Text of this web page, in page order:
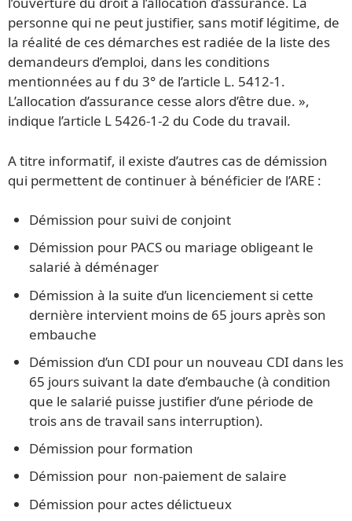
personne qui ne peut justifier, sans motif légitime, de
la réalité de ces démarches est radiée de la liste des
demandeurs d’emploi, dans les conditions
mentionnées au f du 3° de l’article L. 5412-1.
L’allocation d’assurance cesse alors d’être due. »,
indique l’article L 5426-1-2 du Code du travail.
A titre informatif, il existe d’autres cas de démission
qui permettent de continuer à bénéficier de l’ARE :
Démission pour suivi de conjoint
Démission pour PACS ou mariage obligeant le
salarié à déménager
Démission à la suite d’un licenciement si cette
dernière intervient moins de 65 jours après son
embauche
Démission d’un CDI pour un nouveau CDI dans les
65 jours suivant la date d’embauche (à condition
que le salarié puisse justifier d’une période de
trois ans de travail sans interruption).
Démission pour formation
Démission pour non-paiement de salaire
Démission pour actes délictueux